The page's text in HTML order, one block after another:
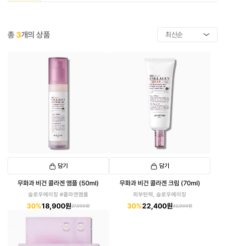
총 3개의 상품
담기
무화과 비건 콜라겐 앰플 (50ml)
슬로우에이징 #콜라겐앰플
30%18,900원27,000원
담기
무화과 비건 콜라겐 크림 (70ml)
피부탄력, 슬로우에이징
30%22,400원32,000원